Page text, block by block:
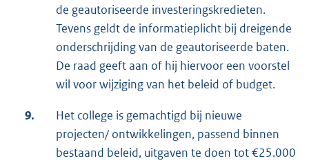
de geautoriseerde investeringskredieten.
Tevens geldt de informatieplicht bij dreigende
onderschrijding van de geautoriseerde baten.
De raad geeft aan of hij hiervoor een voorstel
wil voor wijziging van het beleid of budget.
9.
Het college is gemachtigd bij nieuwe
projecten/ ontwikkelingen, passend binnen
bestaand beleid, uitgaven te doen tot €25.000